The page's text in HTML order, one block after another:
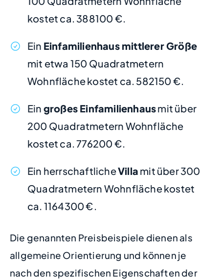
kostet ca. 388100 €.
Ein Einfamilienhaus mittlerer Größe
mit etwa 150 Quadratmetern
Wohnfläche kostet ca. 582150 €.
Ein großes Einfamilienhausmit über
200 Quadratmetern Wohnfläche
kostet ca. 776200 €.
Ein herrschaftlicheVilla mit über 300
Quadratmetern Wohnfläche kostet
ca. 1164300 €.
Die genannten Preisbeispiele dienen als
allgemeine Orientierung und können je
nach den spezifischen Eigenschaften der